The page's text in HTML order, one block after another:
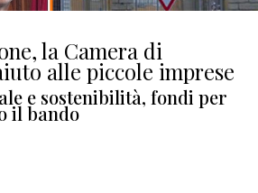
la Camera di
alle piccole imprese
e sostenibilità, fondi per
il bando